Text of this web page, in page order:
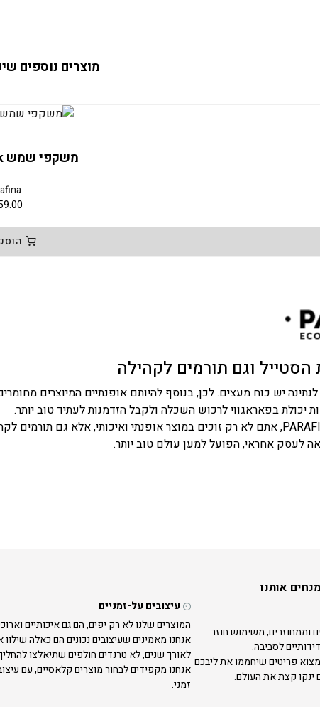
מוצרים נוספים
משקפי שמש CAUCE black
וגם תורמים לקהילה
יכולת בפאראגווי לרכוש השכלה ולקבל הזדמנות לעתיד טוב יותר.
לעסק אחראי, הפועל למען עולם טוב יותר.
אותנו
וממחוזרים, משימוש חוזר
לסביבה.
פריטים שיחממו את ליבכם
ינקו קצת את העולם.
עיצובים על-זמניים
המוצרים שלנו לא רק יפים, הם גם איכותיים
אנחנו מאמינים שעיצובים נכונים הם כאלה
לאורך שנים, לא טרנדים חולפים שתיאלצו
אנחנו מקפידים לבחור מוצרים קלאסיים, עם
זמני.